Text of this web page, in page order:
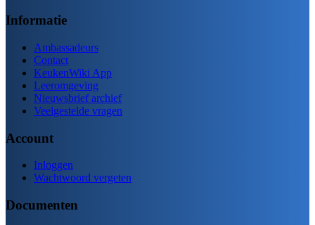
Informatie
Ambassadeurs
Contact
KeukenWiki App
Leeromgeving
Nieuwsbrief archief
Veelgestelde vragen
Account
Inloggen
Wachtwoord vergeten
Documenten